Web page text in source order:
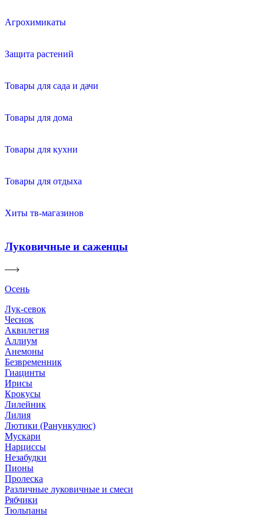
Агрохимикаты
Защита растений
Товары для сада и дачи
Товары для дома
Товары для кухни
Товары для отдыха
Хиты тв-магазинов
Луковичные и саженцы
Осень
Лук-севок
Чеснок
Аквилегия
Аллиум
Анемоны
Безвременник
Гиацинты
Ирисы
Крокусы
Лилейник
Лилия
Лютики (Ранункулюс)
Мускари
Нарцисcы
Незабудки
Пионы
Пролеска
Различные луковичные и смеси
Рябчики
Тюльпаны